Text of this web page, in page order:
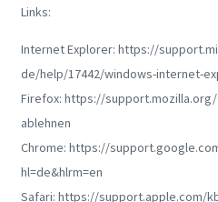
Links:
Internet Explorer: https://
de/help/17442/windows-internet-
Firefox: https://
ablehnen
Chrome: https://
hl=de&hlrm=en
Safari: https://support.apple.com/